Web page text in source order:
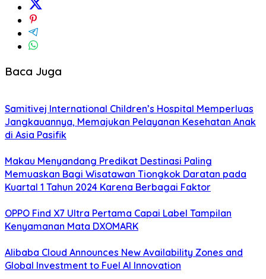
Baca Juga
Samitivej International Children’s Hospital Memperluas
Jangkauannya, Memajukan Pelayanan Kesehatan Anak
di Asia Pasifik
Makau Menyandang Predikat Destinasi Paling
Memuaskan Bagi Wisatawan Tiongkok Daratan pada
Kuartal 1 Tahun 2024 Karena Berbagai Faktor
OPPO Find X7 Ultra Pertama Capai Label Tampilan
Kenyamanan Mata DXOMARK
Alibaba Cloud Announces New Availability Zones and
Global Investment to Fuel AI Innovation